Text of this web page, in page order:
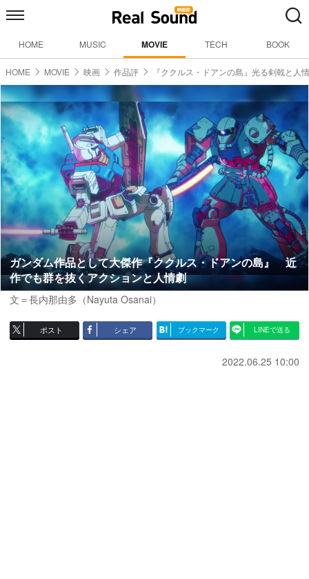
HOME MUSIC MOVIE TECH BOOK
HOME MOVIE 映画 作品評 『ククルス・ドアンの島』光る剣戟と人
ガンダム作品として大傑作『ククルス・ドアンの島』 近
作でも群を抜くアクションと人情劇
文＝長内那由多（Nayuta Osanai）
ポスト シェア ブックマーク LINEで送る
2022.06.25 10:00